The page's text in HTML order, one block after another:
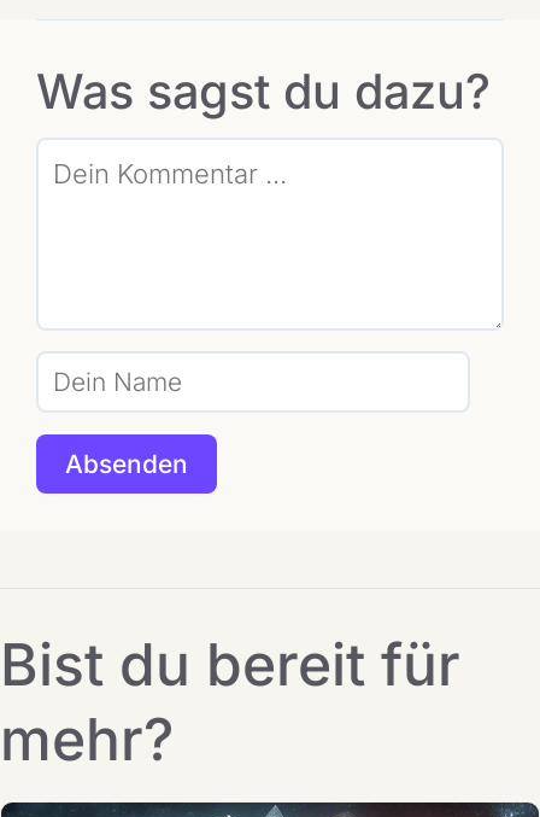
Was sagst du dazu?
Bist du bereit für
mehr?